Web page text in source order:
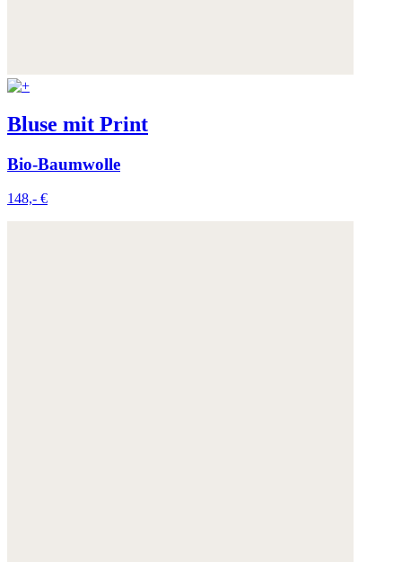
Bluse mit Print
Bio-Baumwolle
148,- €